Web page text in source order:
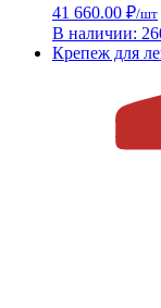
41 660.00 ₽/шт
В наличии:
Крепеж для